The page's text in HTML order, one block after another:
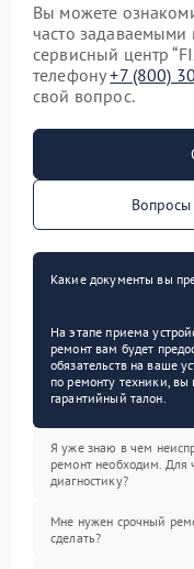
Вы можете
часто задаваемыми
сервисный центр
телефону+7 (800)
свой вопрос.
Какие документы вы
На этапе приема
ремонт вам будет
обязательств на ваше
по ремонту техники, вы
гарантийный талон.
Я уже знаю в чем
ремонт необходим. Для
диагностику?
Мне нужен срочный
сделать?